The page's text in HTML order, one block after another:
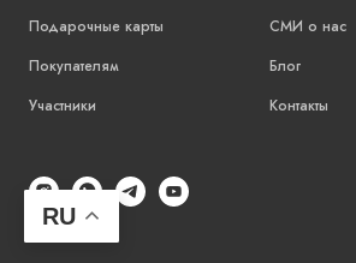
Подарочные карты
Покупателям
Участники
СМИ о нас
Блог
Контакты
RU